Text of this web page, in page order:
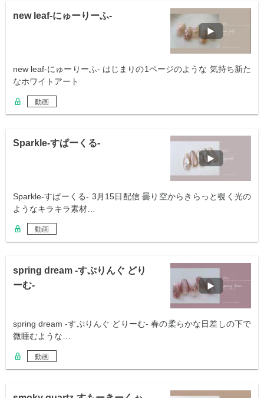
new leaf-にゅーりーふ-
new leaf-にゅーりーふ- はじまりの1ページのような 気持ち新た
なホワイトアート
動画
Sparkle-すぱーくる-
Sparkle-すぱーくる- 3月15日配信 曇り空からきらっと覗く光の
ようなキラキラ素材…
動画
spring dream -すぷりんぐ どり
ーむ-
spring dream -すぷりんぐ どりーむ- 春の柔らかな日差しの下で
微睡むような…
動画